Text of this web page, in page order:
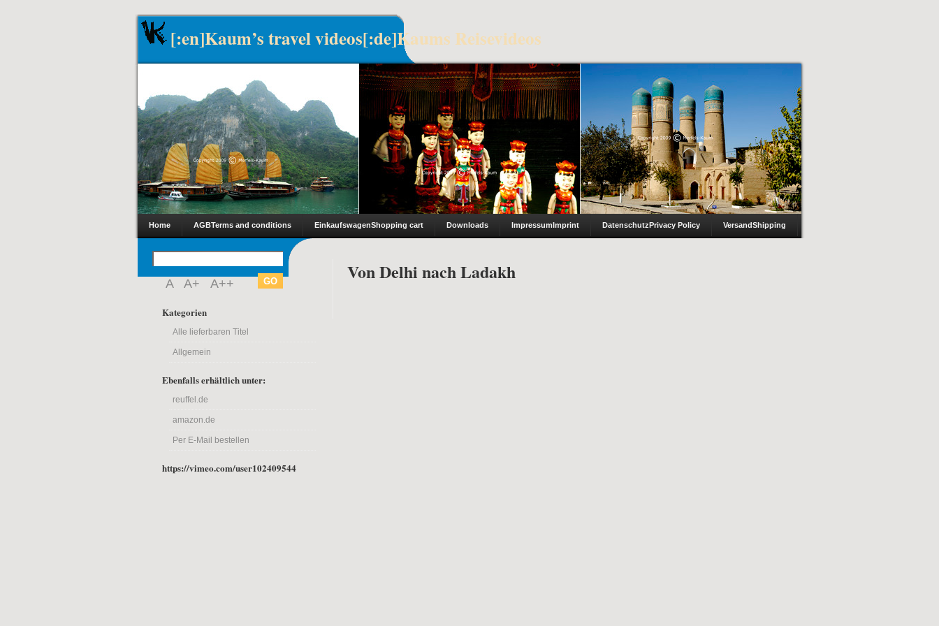
[:en]Kaum’s travel videos[:de]Kaums Reisevideos
Home AGBTerms and conditions EinkaufswagenShopping cart Downloads ImpressumImprint DatenschutzPrivacy Policy VersandShipping
A A+ A++
Kategorien
Alle lieferbaren Titel
Allgemein
Ebenfalls erhältlich unter:
reuffel.de
amazon.de
Per E-Mail bestellen
https://vimeo.com/user102409544
Von Delhi nach Ladakh